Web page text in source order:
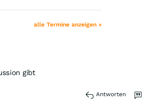
alle Termine anzeigen »
gibt
Antworten